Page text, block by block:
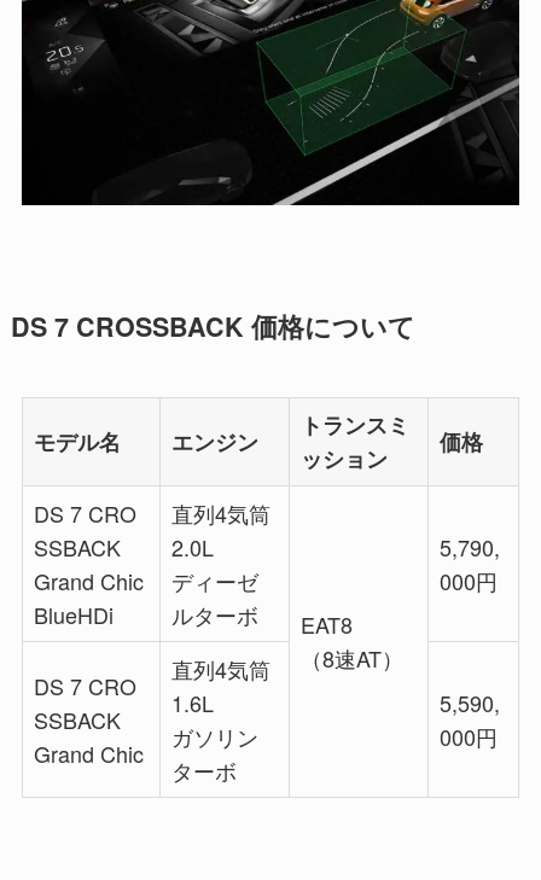
DS 7 CROSSBACK 価格について
モデル名 エンジン
トランスミ
ッション
価格
DS 7 CRO
SSBACK
Grand Chic
BlueHDi
直列4気筒
2.0L
ディーゼ
ルターボ
EAT8
（8速AT）
5,790,
000円
DS 7 CRO
SSBACK
Grand Chic
直列4気筒
1.6L
ガソリン
ターボ
5,590,
000円